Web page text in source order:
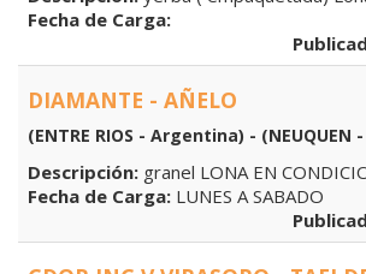
Fecha de Carga:
DIAMANTE - AÑELO
(ENTRE RIOS - Argentina) -
Descripción: granel LONA EN
Fecha de Carga: LUNES A SABADO